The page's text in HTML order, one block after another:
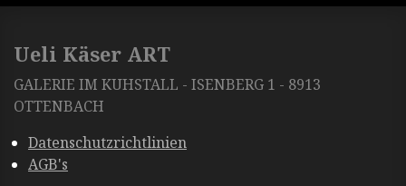
Ueli Käser ART
GALERIE IM KUHSTALL - ISENBERG 1 - 8913
OTTENBACH
Datenschutzrichtlinien
AGB's